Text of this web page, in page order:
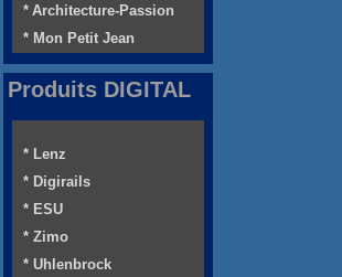
* Architecture-Passion
* Mon Petit Jean
Produits DIGITAL
* Lenz
* Digirails
* ESU
* Zimo
* Uhlenbrock